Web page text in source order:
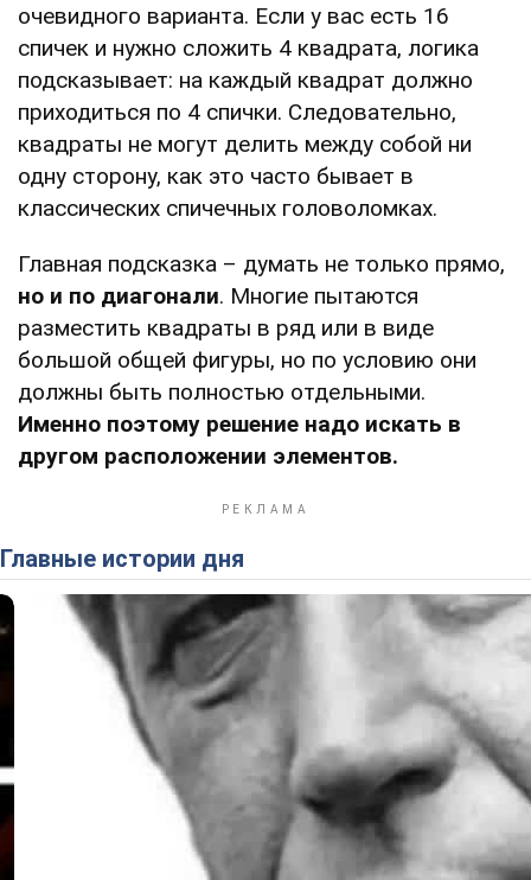
очевидного варианта. Если у вас есть 16
спичек и нужно сложить 4 квадрата, логика
подсказывает: на каждый квадрат должно
приходиться по 4 спички. Следовательно,
квадраты не могут делить между собой ни
одну сторону, как это часто бывает в
классических спичечных головоломках.
Главная подсказка – думать не только прямо,
но и по диагонали. Многие пытаются
разместить квадраты в ряд или в виде
большой общей фигуры, но по условию они
должны быть полностью отдельными.
Именно поэтому решение надо искать в
другом расположении элементов.
Главные истории дня